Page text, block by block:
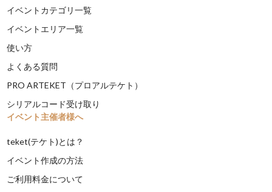
イベントカテゴリ一覧
イベントエリア一覧
使い方
よくある質問
PRO ARTEKET（プロアルテケト）
シリアルコード受け取り
イベント主催者様へ
teket(テケト)とは？
イベント作成の方法
ご利用料金について